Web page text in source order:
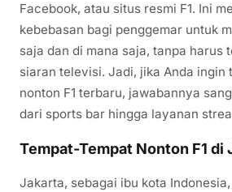
Facebook, atau situs resmi F1. Ini
kebebasan bagi penggemar untuk
saja dan di mana saja, tanpa harus
siaran televisi. Jadi, jika Anda ingin
nonton F1 terbaru, jawabannya
dari sports bar hingga layanan
Tempat-Tempat Nonton F1 di
Jakarta, sebagai ibu kota